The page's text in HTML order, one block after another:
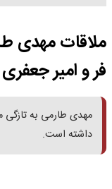
ملاقات مهدی
فر و امیر جعفری
مهدی طارمی به تازگی
داشته است.